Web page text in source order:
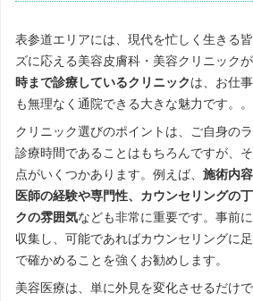
表参道エリアには、現代を忙しく生きる
ズに応える美容皮膚科・美容クリニックが
時まで診療しているクリニックは、お仕
も無理なく通院できる大きな魅力です。。
クリニック選びのポイントは、ご自身の
診療時間であることはもちろんですが、
点がいくつかあります。例えば、 施術内
医師の経験や専門性、カウンセリングの
クの雰囲気なども非常に重要です。事前
収集し、可能であればカウンセリングに
で確かめることを強くお勧めします。
美容医療は、単に外見を変化させるだけ